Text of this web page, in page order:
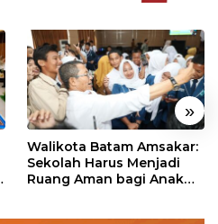
»
Walikota Batam Amsakar:
Sekolah Harus Menjadi
Ruang Aman bagi Anak